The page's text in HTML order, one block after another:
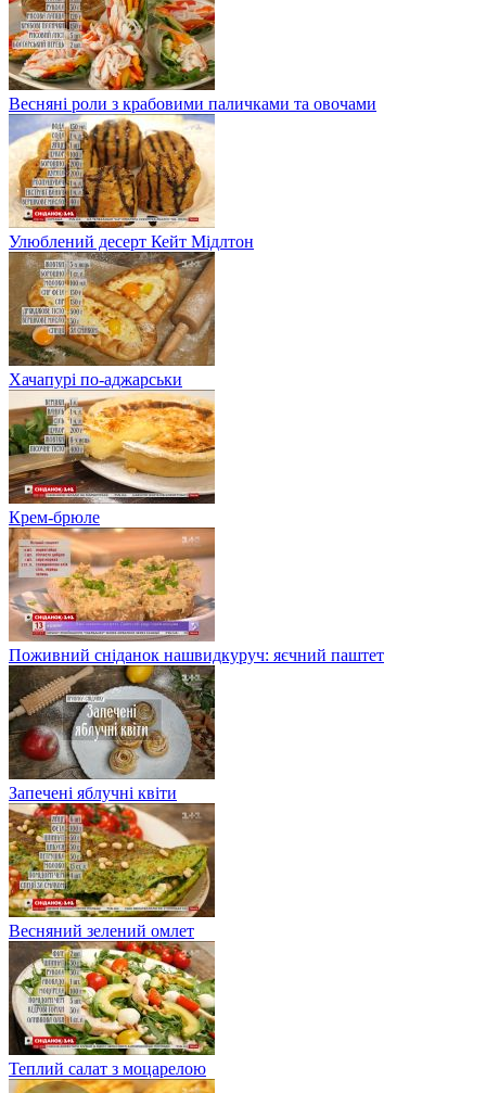
Весняні роли з крабовими паличками та овочами
Улюблений десерт Кейт Мідлтон
Хачапурі по-аджарськи
Крем-брюле
Поживний сніданок нашвидкуруч: яєчний паштет
Запечені яблучні квіти
Весняний зелений омлет
Теплий салат з моцарелою